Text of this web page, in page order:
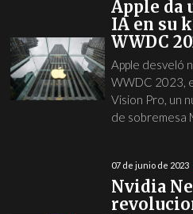
Apple da
IA en su
WWDC
Apple desveló
WWDC 2023,
Vision Pro, un
de sobremesa
07 de junio de 2023
Nvidia